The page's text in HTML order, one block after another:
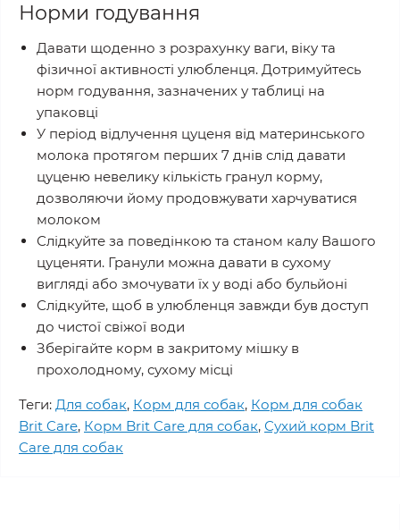
Норми годування
Давати щоденно з розрахунку ваги, віку та
фізичної активності улюбленця. Дотримуйтесь
норм годування, зазначених у таблиці на
упаковці
У період відлучення цуценя від материнського
молока протягом перших 7 днів слід давати
цуценю невелику кількість гранул корму,
дозволяючи йому продовжувати харчуватися
молоком
Слідкуйте за поведінкою та станом калу Вашого
цуценяти. Гранули можна давати в сухому
вигляді або змочувати їх у воді або бульйоні
Слідкуйте, щоб в улюбленця завжди був доступ
до чистої свіжої води
Зберігайте корм в закритому мішку в
прохолодному, сухому місці
Теги: Для собак, Корм для собак, Корм для собак
Brit Care, Корм Brit Care для собак, Сухий корм Brit
Care для собак